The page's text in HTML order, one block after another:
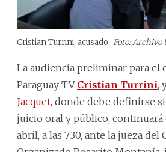
Cristian Turrini, acusado. Foto: Archivo
La audiencia preliminar para el
Paraguay TV Cristian Turrini,
Jacquet, donde debe definirse si
juicio oral y público, continuará
abril, a las 7:30, ante la jueza del